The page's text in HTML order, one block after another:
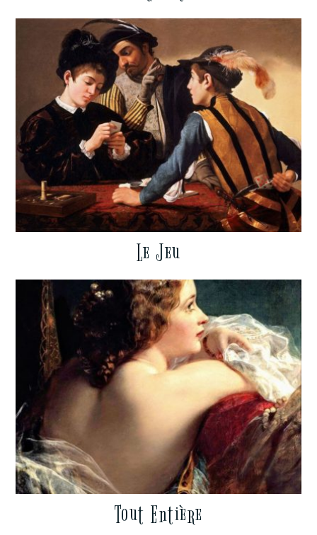
Le Jeu
Tout Entière